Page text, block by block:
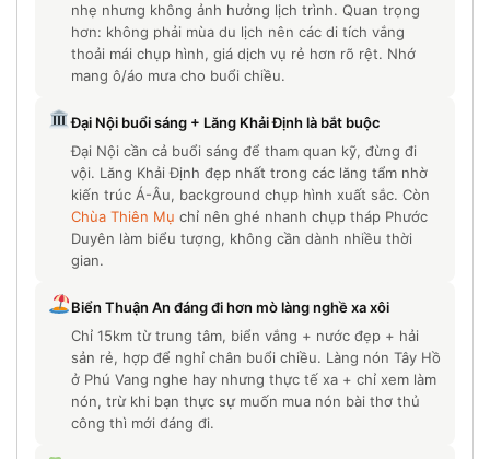
nhẹ nhưng không ảnh hưởng lịch trình. Quan trọng
hơn: không phải mùa du lịch nên các di tích vắng
thoải mái chụp hình, giá dịch vụ rẻ hơn rõ rệt. Nhớ
mang ô/áo mưa cho buổi chiều.
Đại Nội buổi sáng + Lăng Khải Định là bắt buộc
Đại Nội cần cả buổi sáng để tham quan kỹ, đừng đi
vội. Lăng Khải Định đẹp nhất trong các lăng tẩm nhờ
kiến trúc Á-Âu, background chụp hình xuất sắc. Còn
Chùa Thiên Mụ chỉ nên ghé nhanh chụp tháp Phước
Duyên làm biểu tượng, không cần dành nhiều thời
gian.
Biển Thuận An đáng đi hơn mò làng nghề xa xôi
Chỉ 15km từ trung tâm, biển vắng + nước đẹp + hải
sản rẻ, hợp để nghỉ chân buổi chiều. Làng nón Tây Hồ
ở Phú Vang nghe hay nhưng thực tế xa + chỉ xem làm
nón, trừ khi bạn thực sự muốn mua nón bài thơ thủ
công thì mới đáng đi.